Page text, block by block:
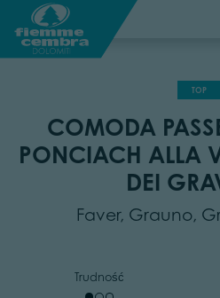
TOP
COMODA
PONCIACH ALLA
DEI
Faver, Grauno,
Trudność